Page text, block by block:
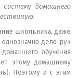
систему домашнего
школьника, даже
дело рук
обучения
этому домашнему
Поэтому и с этим